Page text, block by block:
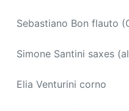
Sebastiano Bon flauto
Simone Santini saxes
Elia Venturini corno